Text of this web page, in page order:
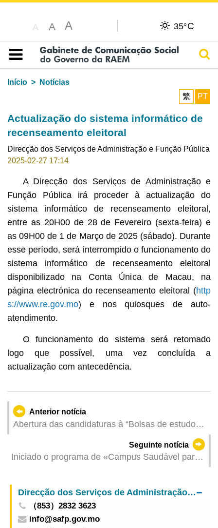
A A A 35°C
Índice
Início
Notícias
繁
PT
Actualização do sistema informático de
recenseamento eleitoral
Direcção dos Serviços de Administração e Função Pública
2025-02-27 17:14
A Direcção dos Serviços de Administração e
Função Pública irá proceder à actualização do
sistema informático de recenseamento eleitoral,
entre as 20H00 de 28 de Fevereiro (sexta-feira) e
as 09H00 de 1 de Março de 2025 (sábado). Durante
esse período, será interrompido o funcionamento do
sistema informático de recenseamento eleitoral
disponibilizado na Conta Única de Macau, na
página electrónica do recenseamento eleitoral (http
s://www.re.gov.mo) e nos quiosques de auto-
atendimento.
O funcionamento do sistema será retomado
logo que possível, uma vez concluída a
actualização com antecedência.
Anterior notícia
Abertura das candidaturas à “Bolsas de estudo
estudo “Uma Faixa, Uma Rota"Seguinte notícia
Iniciado o programa de «Campus Saudável para
de Saúde e pela Direcção dos Serviços de
Educação e Juventude, em colaboração com 10
instituições do ensino superior de Macau
Direcção dos Serviços de Administração e Função Pública
（853）2832 3623
info@safp.gov.mo